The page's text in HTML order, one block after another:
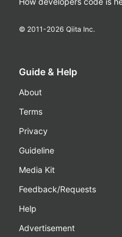
© 2011-2026 Qiita Inc.
Guide & Help
About
Terms
Privacy
Guideline
Media Kit
Feedback/Requests
Help
Advertisement